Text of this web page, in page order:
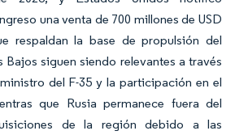
una venta de 700 millones de USD
respaldan la base de propulsión del
Bajos siguen siendo relevantes a través
del F-35 y la participación en el
que Rusia permanece fuera del
de la región debido a las